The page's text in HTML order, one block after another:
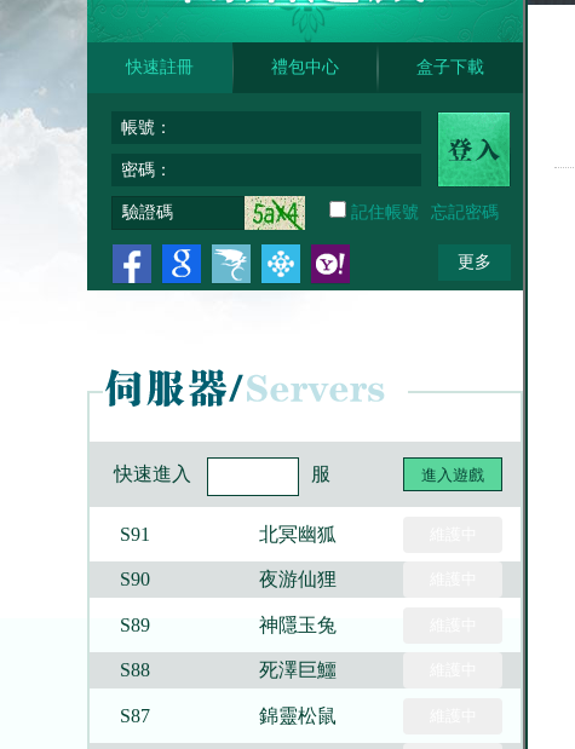
快速註冊 禮包中心 盒子下載
帳號：
密碼：
驗證碼 記住帳號 忘記密碼
更多
快速進入 服 進入遊戲
S91 北冥幽狐
S90 夜游仙狸
S89 神隱玉兔
S88 死澤巨鱷
S87 錦靈松鼠